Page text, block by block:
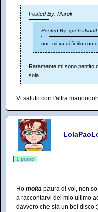
Posted By: Marok
Posted By: quetzalcoatl
non mi va di finirlo con
Raramente mi sono pentito
sola...
Vi saluto con l'altra
1 punto
Ho molta paura di voi, non
a raccontarvi del mio ultimo
davvero che sia un bel disco